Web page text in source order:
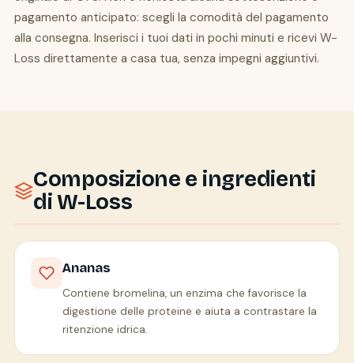
pagamento anticipato: scegli la comodità del pagamento
alla consegna. Inserisci i tuoi dati in pochi minuti e ricevi W-
Loss direttamente a casa tua, senza impegni aggiuntivi.
Composizione e ingredienti
di W-Loss
Ananas
Contiene bromelina, un enzima che favorisce la
digestione delle proteine e aiuta a contrastare la
ritenzione idrica.